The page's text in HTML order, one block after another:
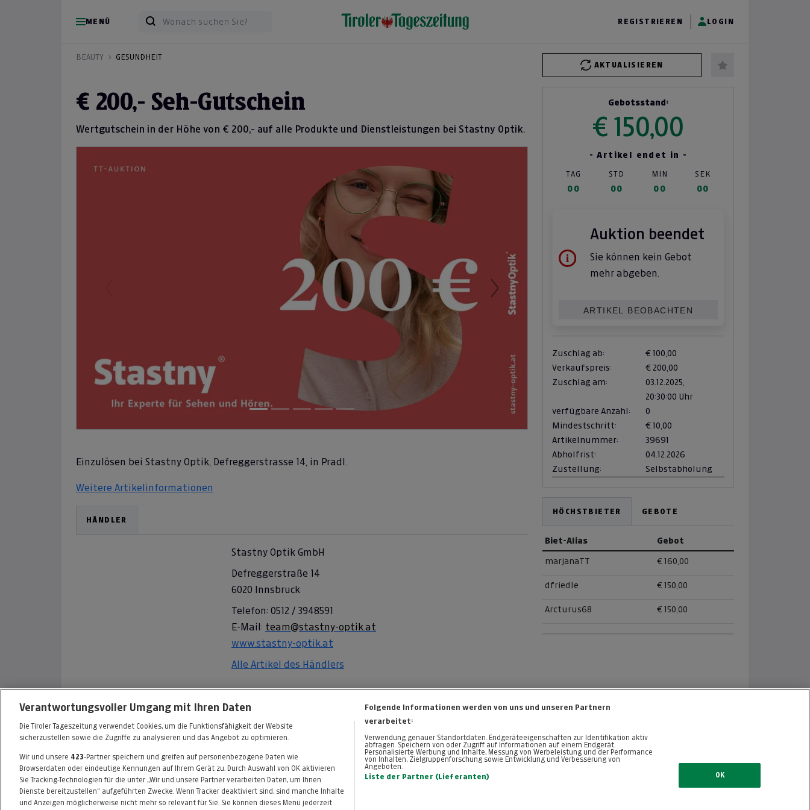
MENÜ REGISTRIEREN LOGIN
BEAUTY
GESUNDHEIT
AKTUALISIEREN
€ 200,- Seh-Gutschein
Wertgutschein in der Höhe von € 200,- auf alle Produkte und Dienstleistungen bei Stastny Optik.
Next
Einzulösen bei Stastny Optik, Defreggerstrasse 14, in Pradl.
Weitere Artikelinformationen
HÄNDLER
Stastny Optik GmbH
Defreggerstraße 14
6020 Innsbruck
Telefon: 0512 / 3948591
E-Mail: team@stastny-optik.at
www.stastny-optik.at
Alle Artikel des Händlers
Gebotsstand:
€ 150,00
- Artikel endet in -
TAG STD MIN SEK
00 00 00 00
Auktion beendet
Sie können kein Gebot
mehr abgeben.
ARTIKEL BEOBACHTEN
Zuschlag ab:
€ 100,00
Verkaufspreis:
€ 200,00
Zuschlag am:
03.12.2025,
20:30:00 Uhr
verfügbare Anzahl:
0
Mindestschritt:
€ 10,00
Artikelnummer:
39691
Abholfrist:
04.12.2026
Zustellung:
Selbstabholung
HÖCHSTBIETER GEBOTE
Biet-Alias Gebot
marjanaTT € 160,00
dfriedle € 150,00
Arcturus68 € 150,00
FAQ HILFE IMPRESSUM AGB KONTAKT DATENSCHUTZ
Cookie-Einstellungen
Verantwortungsvoller Umgang mit Ihren Daten
Die Tiroler Tageszeitung verwendet Cookies, um die Funktionsfähigkeit der Website
sicherzustellen sowie die Zugriffe zu analysieren und das Angebot zu optimieren.
Wir und unsere 423-Partner speichern und greifen auf personenbezogene Daten wie
Browserdaten oder eindeutige Kennungen auf Ihrem Gerät zu. Durch Auswahl von OK aktivieren
Sie Tracking-Technologien für die unter „Wir und unsere Partner verarbeiten Daten, um Ihnen
Dienste bereitzustellen“ aufgeführten Zwecke. Wenn Tracker deaktiviert sind, sind manche Inhalte
und Anzeigen möglicherweise nicht mehr so relevant für Sie. Sie können dieses Menü jederzeit
Folgende Informationen werden von uns und unseren Partnern
verarbeitet:
Verwendung genauer Standortdaten. Endgeräteeigenschaften zur Identifikation aktiv
abfragen. Speichern von oder Zugriff auf Informationen auf einem Endgerät.
Personalisierte Werbung und Inhalte, Messung von Werbeleistung und der Performance
von Inhalten, Zielgruppenforschung sowie Entwicklung und Verbesserung von
Angeboten.
Liste der Partner (Lieferanten)
OK